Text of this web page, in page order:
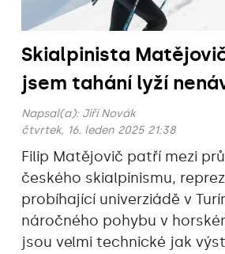
Skialpinista
jsem tahání lyží
Napsal(a): Jiří Novák
čtvrtek, 16. leden 2025 21:38
Filip Matějovič patří mezi
českého skialpinismu,
probíhající univerziádě v
náročného pohybu v
jsou velmi technické jak